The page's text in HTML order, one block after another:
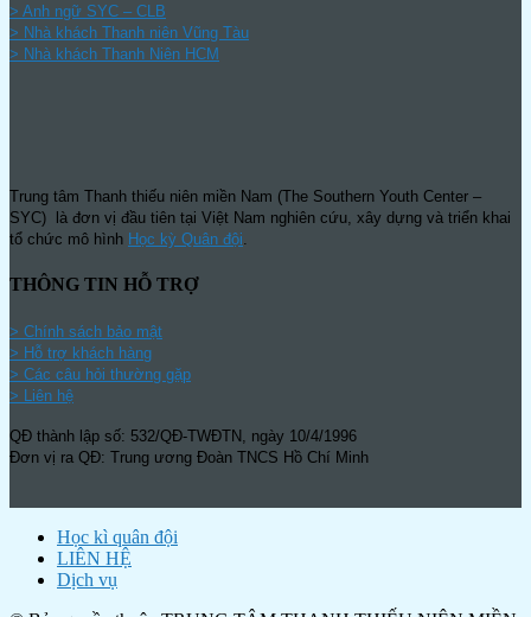
> Anh ngữ SYC – CLB
> Nhà khách Thanh niên Vũng Tàu
> Nhà khách Thanh Niên HCM
Trung tâm Thanh thiếu niên miền Nam (The Southern Youth Center –
SYC) là đơn vị đầu tiên tại Việt Nam nghiên cứu, xây dựng và triển khai
tổ chức mô hình Học kỳ Quân đội
THÔNG TIN HỖ TRỢ
> Chính sách bảo mật
> Hỗ trợ khách hàng
> Các câu hỏi thường gặp
> Liên hệ
QĐ thành lập số: 532/QĐ-TWĐTN, ngày 10/4/1996
Đơn vị ra QĐ: Trung ương Đoàn TNCS Hồ Chí Minh
Học kì quân đội
LIÊN HỆ
Dịch vụ